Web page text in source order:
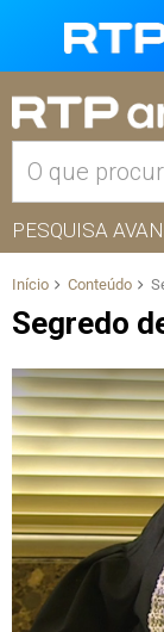
PESQUISA
Início Conteúdo
Segredo